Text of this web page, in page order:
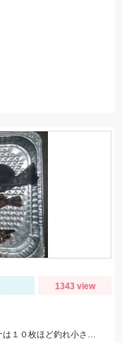
1343 view
深夜に釣りました。メジナが釣れまくり。メジナは１０枚ほど釣れ小さいサイズはリリース。場所は伊豆半島です。